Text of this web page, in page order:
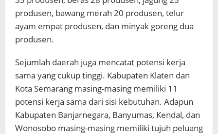
produsen, bawang merah 20 produsen, telur
ayam empat produsen, dan minyak goreng dua
produsen.
Sejumlah daerah juga mencatat potensi kerja
sama yang cukup tinggi. Kabupaten Klaten dan
Kota Semarang masing-masing memiliki 11
potensi kerja sama dari sisi kebutuhan. Adapun
Kabupaten Banjarnegara, Banyumas, Kendal, dan
Wonosobo masing-masing memiliki tujuh peluang